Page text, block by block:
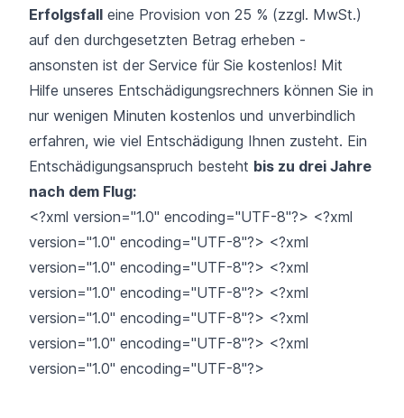
Erfolgsfall eine Provision von 25 % (zzgl. MwSt.)
auf den durchgesetzten Betrag erheben -
ansonsten ist der Service für Sie kostenlos! Mit
Hilfe unseres Entschädigungsrechners können Sie in
nur wenigen Minuten kostenlos und unverbindlich
erfahren, wie viel Entschädigung Ihnen zusteht. Ein
Entschädigungsanspruch besteht bis zu drei Jahre
nach dem Flug:
<?xml version="1.0" encoding="UTF-8"?> <?xml
version="1.0" encoding="UTF-8"?> <?xml
version="1.0" encoding="UTF-8"?> <?xml
version="1.0" encoding="UTF-8"?> <?xml
version="1.0" encoding="UTF-8"?> <?xml
version="1.0" encoding="UTF-8"?> <?xml
version="1.0" encoding="UTF-8"?>